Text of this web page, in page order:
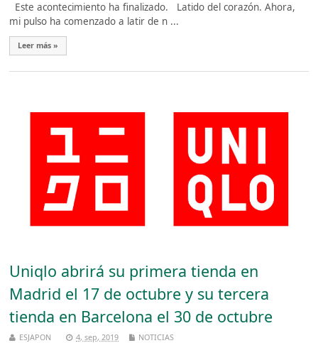
Este acontecimiento ha finalizado. Latido del corazón. Ahora,
mi pulso ha comenzado a latir de n ...
Leer más »
Uniqlo abrirá su primera tienda en
Madrid el 17 de octubre y su tercera
tienda en Barcelona el 30 de octubre
ESJAPON 4, sep, 2019 NOTICIAS